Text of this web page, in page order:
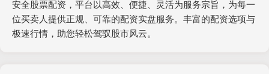
安全股票配资，平台以高效、便捷、灵活为服务宗旨，为每一
位买卖人提供正规、可靠的配资实盘服务。丰富的配资选项与
极速行情，助您轻松驾驭股市风云。